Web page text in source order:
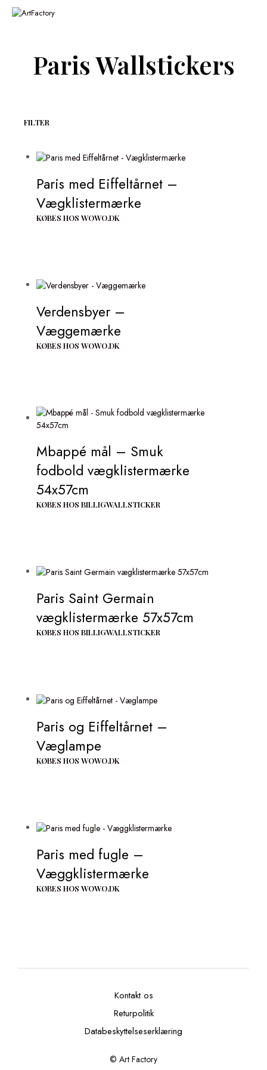
Paris Wallstickers
FILTER
Paris med Eiffeltårnet –
Vægklistermærke
KØBES HOS WOWO.DK
Verdensbyer –
Væggemærke
KØBES HOS WOWO.DK
Mbappé mål – Smuk
fodbold vægklistermærke
54x57cm
KØBES HOS BILLIGWALLSTICKER
Paris Saint Germain
vægklistermærke 57x57cm
KØBES HOS BILLIGWALLSTICKER
Paris og Eiffeltårnet –
Væglampe
KØBES HOS WOWO.DK
Paris med fugle –
Væggklistermærke
KØBES HOS WOWO.DK
Kontakt os
Returpolitik
Databeskyttelseserklæring
© Art Factory